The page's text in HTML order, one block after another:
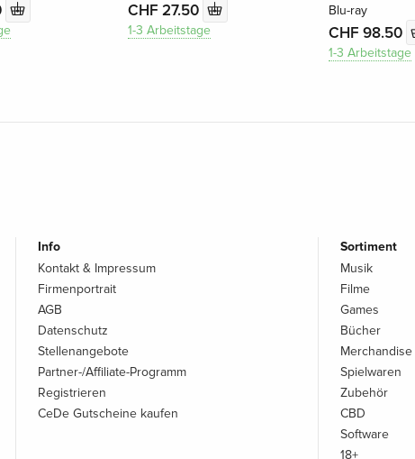
CHF 27.50
1-3 Arbeitstage
Blu-ray
CHF 98.50
1-3 Arbeitstage
Info
Kontakt & Impressum
Firmenportrait
AGB
Datenschutz
Stellenangebote
Partner-/Affiliate-Programm
Registrieren
CeDe Gutscheine kaufen
Sortiment
Musik
Filme
Games
Bücher
Merchandise
Spielwaren
Zubehör
CBD
Software
18+